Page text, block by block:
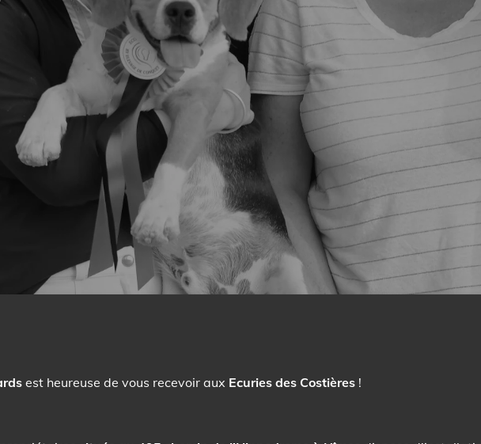
est heureuse de vous recevoir aux Ecuries des Costières !